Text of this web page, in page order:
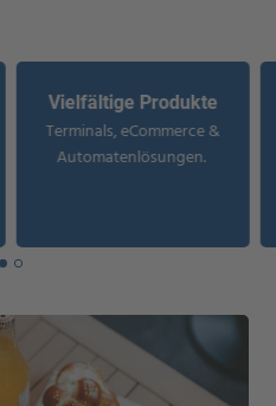
Vielfältige Produkte
Terminals, eCommerce &
Automatenlösungen.